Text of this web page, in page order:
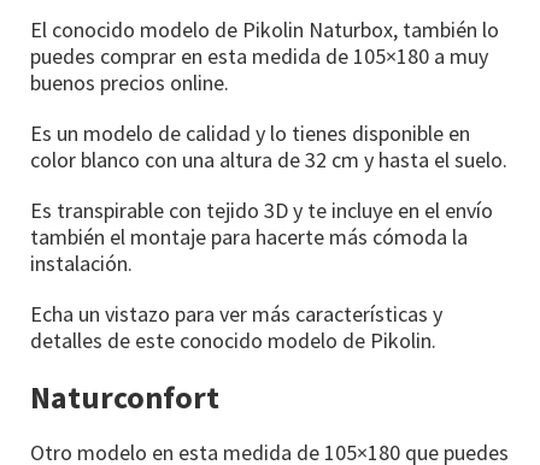
El conocido modelo de Pikolin Naturbox, también lo
puedes comprar en esta medida de 105×180 a muy
buenos precios online.
Es un modelo de calidad y lo tienes disponible en
color blanco con una altura de 32 cm y hasta el suelo.
Es transpirable con tejido 3D y te incluye en el envío
también el montaje para hacerte más cómoda la
instalación.
Echa un vistazo para ver más características y
detalles de este conocido modelo de Pikolin.
Naturconfort
Otro modelo en esta medida de 105×180 que puedes